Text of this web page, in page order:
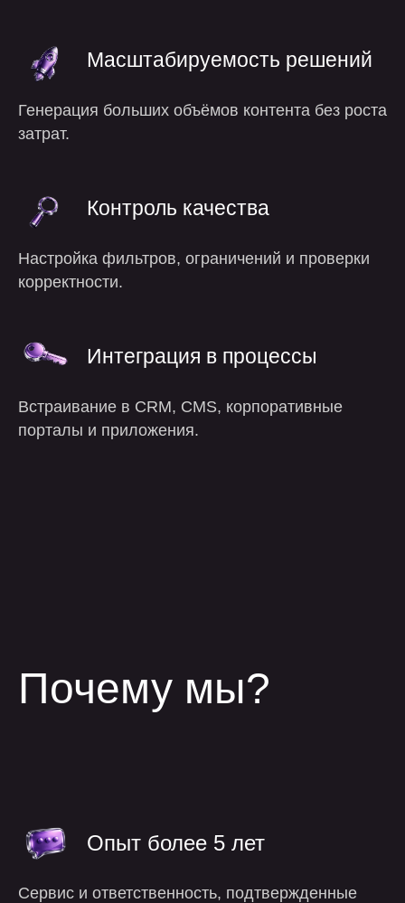
Масштабируемость решений
Генерация больших объёмов контента без роста
затрат.
Контроль качества
Настройка фильтров, ограничений и проверки
корректности.
Интеграция в процессы
Встраивание в CRM, CMS, корпоративные
порталы и приложения.
Опыт более 5 лет
Сервис и ответственность, подтвержденные